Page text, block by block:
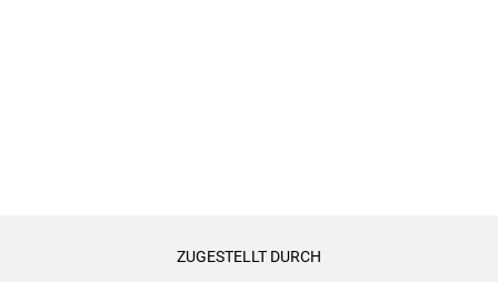
ZUGESTELLT DURCH